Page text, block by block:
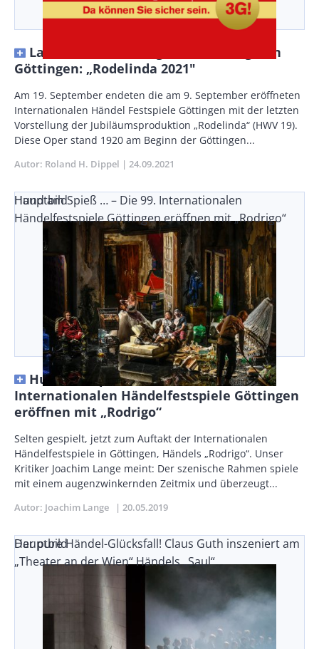
Lamentierende Langobardenkönigin in
Göttingen: „Rodelinda 2021"
Body
Am 19. September endeten die am 9. September eröffneten
Internationalen Händel Festspiele Göttingen mit der letzten
Vorstellung der Jubiläumsproduktion „Rodelinda“ (HWV 19).
Diese Oper stand 1920 am Beginn der Göttingen...
Autor Roland H. Dippel Publikationsdatum
24.09.2021
Hund am Spieß … – Die 99. Internationalen
Händelfestspiele Göttingen eröffnen mit „Rodrigo“
Hauptbild
Hund am Spieß … – Die 99.
Internationalen Händelfestspiele Göttingen
eröffnen mit „Rodrigo“
Body
Selten gespielt, jetzt zum Auftakt der Internationalen
Händelfestspiele in Göttingen, Händels „Rodrigo“. Unser
Kritiker Joachim Lange meint: Der szenische Rahmen spiele
mit einem augenzwinkernden Zeitmix und überzeugt...
Autor Joachim Lange Publikationsdatum
20.05.2019
Der pure Händel-Glücksfall! Claus Guth inszeniert am
„Theater an der Wien“ Händels „Saul“
Hauptbild